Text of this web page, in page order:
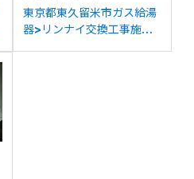
東京都東久留米市ガス給湯
器>リンナイ交換工事施工